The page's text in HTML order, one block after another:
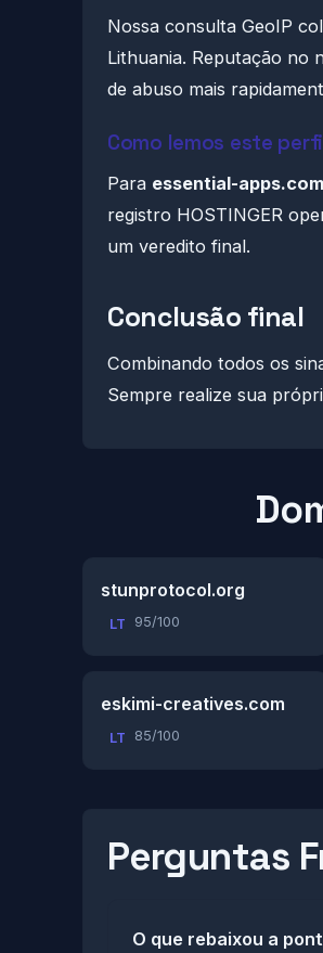
Nossa consulta GeoIP
Lithuania. Reputação no
de abuso mais
Como lemos este
Para essential-apps.com
registro HOSTINGER
um veredito final.
Conclusão final
Combinando todos os
Sempre realize sua
stunprotocol.org
LT 95/100
eskimi-creatives.com
LT 85/100
Perguntas
O que rebaixou a